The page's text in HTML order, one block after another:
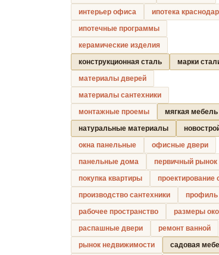
интерьер офиса
ипотека краснодар
ипотечные программы
керамические изделия
конструкционная сталь
марки
материалы дверей
материалы сантехники
монтажные проемы
мягкая мебель
натуральные материалы
окна панельные
офисные двери
панельные дома
первичный рынок
покупка квартиры
проектирование
производство сантехники
профиль
рабочее пространство
размеры
распашные двери
ремонт ванной
рынок недвижимости
садовая